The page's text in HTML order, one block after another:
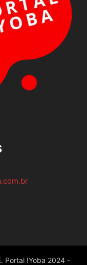
Portal !Yoba 2024 -